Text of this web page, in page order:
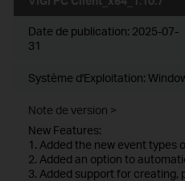
Date de publication: 2025-07-
31
Système d'Exploitation:
Note de version >
New Features:
1. Added the new event types
2. Added an option to
3. Added support for creating,